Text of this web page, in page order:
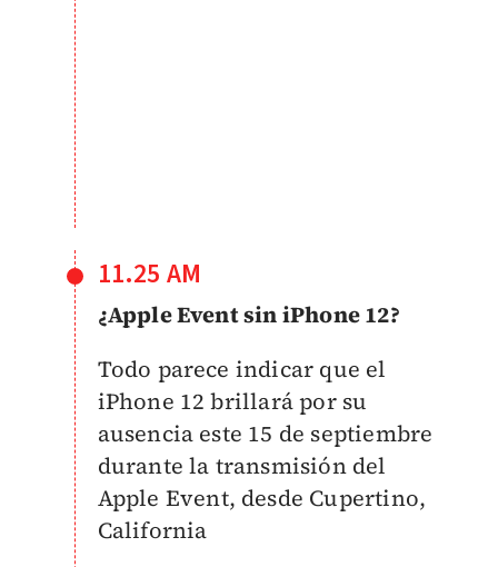
11.25 AM
¿Apple Event sin iPhone 12?
Todo parece indicar que el
iPhone 12 brillará por su
ausencia este 15 de septiembre
durante la transmisión del
Apple Event, desde Cupertino,
California